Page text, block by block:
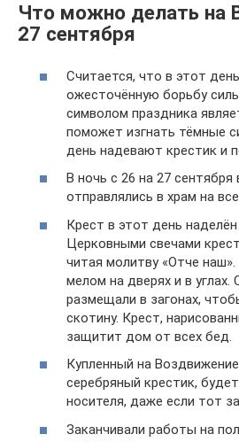
Что можно делать на
27 сентября
Считается, что в этот
ожесточённую борьбу
символом праздника
поможет изгнать тёмные
день надевают крестик и
В ночь с 26 на 27
отправлялись в храм на
Крест в этот день
Церковными свечами
читая молитву «Отче
мелом на дверях и в
размещали в загонах,
скотину. Крест,
защитит дом от всех бед.
Купленный на
серебряный крестик,
носителя, даже если тот
Заканчивали работы на